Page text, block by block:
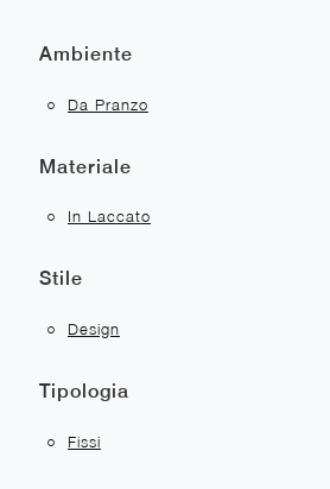
Ambiente
Da Pranzo
Materiale
In Laccato
Stile
Design
Tipologia
Fissi